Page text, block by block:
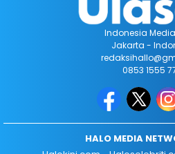
Indonesia
Jakarta -
0853 1555
HALO MEDIA